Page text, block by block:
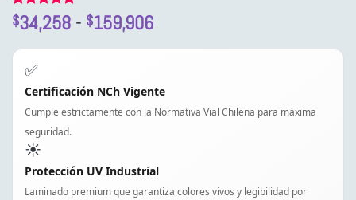
Valorado
con5de 5
1
valoración
de un
cliente
$34,258 - $159,906Rango
$34,258
hasta
✅
Certificación NCh Vigente
Cumple estrictamente con la Normativa Vial Chilena para máxima
seguridad.
☀️
Protección UV Industrial
Laminado premium que garantiza colores vivos y legibilidad por